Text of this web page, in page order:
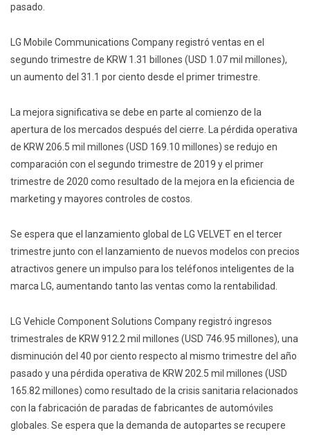
pasado.
LG Mobile Communications Company registró ventas en el
segundo trimestre de KRW 1.31 billones (USD 1.07 mil millones),
un aumento del 31.1 por ciento desde el primer trimestre.
La mejora significativa se debe en parte al comienzo de la
apertura de los mercados después del cierre. La pérdida operativa
de KRW 206.5 mil millones (USD 169.10 millones) se redujo en
comparación con el segundo trimestre de 2019 y el primer
trimestre de 2020 como resultado de la mejora en la eficiencia de
marketing y mayores controles de costos.
Se espera que el lanzamiento global de LG VELVET en el tercer
trimestre junto con el lanzamiento de nuevos modelos con precios
atractivos genere un impulso para los teléfonos inteligentes de la
marca LG, aumentando tanto las ventas como la rentabilidad.
LG Vehicle Component Solutions Company registró ingresos
trimestrales de KRW 912.2 mil millones (USD 746.95 millones), una
disminución del 40 por ciento respecto al mismo trimestre del año
pasado y una pérdida operativa de KRW 202.5 mil millones (USD
165.82 millones) como resultado de la crisis sanitaria relacionados
con la fabricación de paradas de fabricantes de automóviles
globales. Se espera que la demanda de autopartes se recupere